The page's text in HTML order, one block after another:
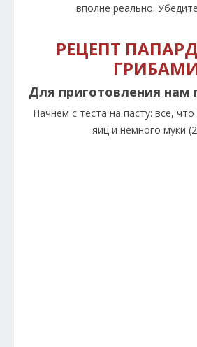
вполне реально.
РЕЦЕПТ
Для приготовления нам
Начнем с теста на пасту: все,
яиц и немного муки